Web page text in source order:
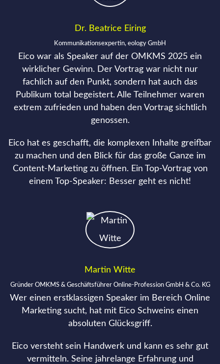
Dr. Beatrice Eiring
Kommunikationsexpertin, eology GmbH
Eico war als Speaker auf der OMKMS 2025 ein
wirklicher Gewinn. Der Vortrag war nicht nur
fachlich auf den Punkt, sondern hat auch das
Publikum total begeistert. Alle Teilnehmer waren
extrem zufrieden und haben den Vortrag sichtlich
genossen.
Eico hat es geschafft, die komplexen Inhalte greifbar
zu machen und den Blick für das große Ganze im
Content-Marketing zu öffnen. Ein Top-Vortrag von
einem Top-Speaker: Besser geht es nicht!
Martin Witte
Gründer OMKMS & Geschäftsführer Online-Profession GmbH & Co. KG
Wer einen erstklassigen Speaker im Bereich Online
Marketing sucht, hat mit Eico Schweins einen
absoluten Glücksgriff.
Eico versteht sein Handwerk und kann es sehr gut
vermitteln. Seine jahrelange Erfahrung und